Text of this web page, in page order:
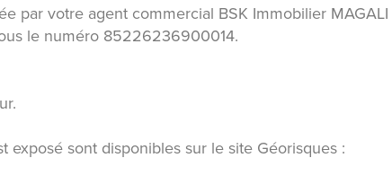
par votre agent commercial BSK Immobilier MAGALI
le numéro 85226236900014.
exposé sont disponibles sur le site Géorisques :